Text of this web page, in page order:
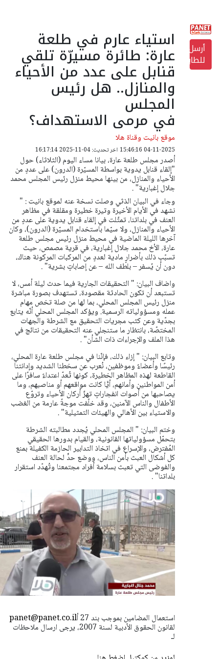
أرسل
للطابعة
استياء عارم في طلعة
عارة: طائرة مسيرّة تلقي
قنابل على عدد من الأحياء
والمنازل.. هل رئيس
المجلس
في مرمى الاستهداف؟
موقع بانيت وقناة هلا
04-11-2025 15:46:16 اخر تحديث: 04-11-2025 16:17:14
أصدر مجلس طلعة عارة، بيانا مساء اليوم (الثلاثاء) حول
"إلقاء قنابل يدوية بواسطة المسيّرة (الدرون) على عددٍ من
الأحياء والمنازل، من بينها محيط منزل رئيس المجلس محمد
جلال إغبارية" .
وجاء في البيان الذثي وصلت نسخة عنه لموقع بانيت : "
نشهد في الأيام الأخيرة وتيرة خطيرة ومقلقة في مظاهر
العنف في بلداتنا، تمثّلت في إلقاء قنابل يدوية على عددٍ من
الأحياء والمنازل، ولا سيّما باستخدام المسيّرة (الدرون)، وكان
آخرها الليلة الماضية في محيط منزل رئيس مجلس طلعة
عارة، الأخ محمد جلال إغبارية، في قرية مصمص، حيث
تسبّب ذلك بأضرارٍ مادية لعددٍ من المركبات المركونة هناك،
دون أن يُسفر – بلطف الله – عن إصاباتٍ بشرية" .
واضاف البيان: " التحقيقات الجارية فيما حدث ليلة أمس، لا
تستبعد أن تكون الحادثة مقصودة، تستهدف بصورة مباشرة
منزل رئيس المجلس المحلي، بما لها من صلة تخص مهام
عمله ومسؤولياته الرسمية.ويؤكد المجلس المحلي أنّه يتابع
بجدّية وعن كثب مجريات التحقيق مع الشرطة والجهات
المختصّة، بانتظار ما ستنجلي عنه التحقيقات من نتائج في
هذا الملف والإجراءات ذات الشأن" .
وتابع البيان: " إزاء ذلك، فإنّنا في مجلس طلعة عارة المحلي،
رئيسًا وأعضاءً وموظفين، نُعرب عن سخطنا الشديد وإدانتنا
القاطعة لهذه المظاهر الخطيرة، كونها تُعدّ اعتداءً سافرًا على
أمن المواطنين وأمانهم، أيًّا كانت مواقعهم أو مناصبهم، وما
يصاحبها من أصوات انفجاراتٍ تهزّ أركان الأحياء وتروّع
الأطفال والناس الآمنين، وقد خلّفت موجةً عارمة من الغضب
والاستياء بين الأهالي والهيئات التمثيلية" .
وختم البيان: " المجلس المحلي يُجدد مطالبته الشرطة
بتحمّل مسؤولياتها القانونية، والقيام بدورها الحقيقي
المُفترض، والإسراع في اتخاذ التدابير الحازمة الكفيلة بمنع
كل أشكال العبث بأمن الناس، ووضع حدٍّ لحالة العنف
والفوضى التي تعبث بسلامة أفراد مجتمعنا وتُهدّد استقرار
بلداتنا" .
panet@panet.co.ilاستعمال المضامين بموجب بند 27 أ
لقانون الحقوق الأدبية لسنة 2007، يرجى ارسال ملاحظات
لـ